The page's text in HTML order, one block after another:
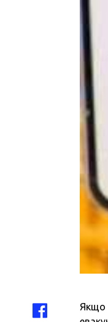
Якщо